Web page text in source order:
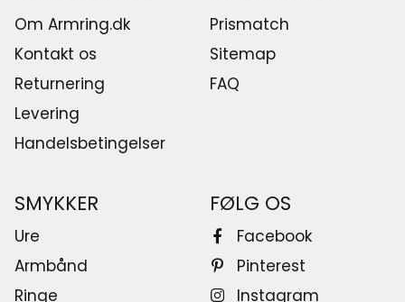
Om Armring.dk
Kontakt os
Returnering
Levering
Handelsbetingelser
Prismatch
Sitemap
FAQ
SMYKKER
Ure
Armbånd
Ringe
FØLG OS
Facebook
Pinterest
Instagram